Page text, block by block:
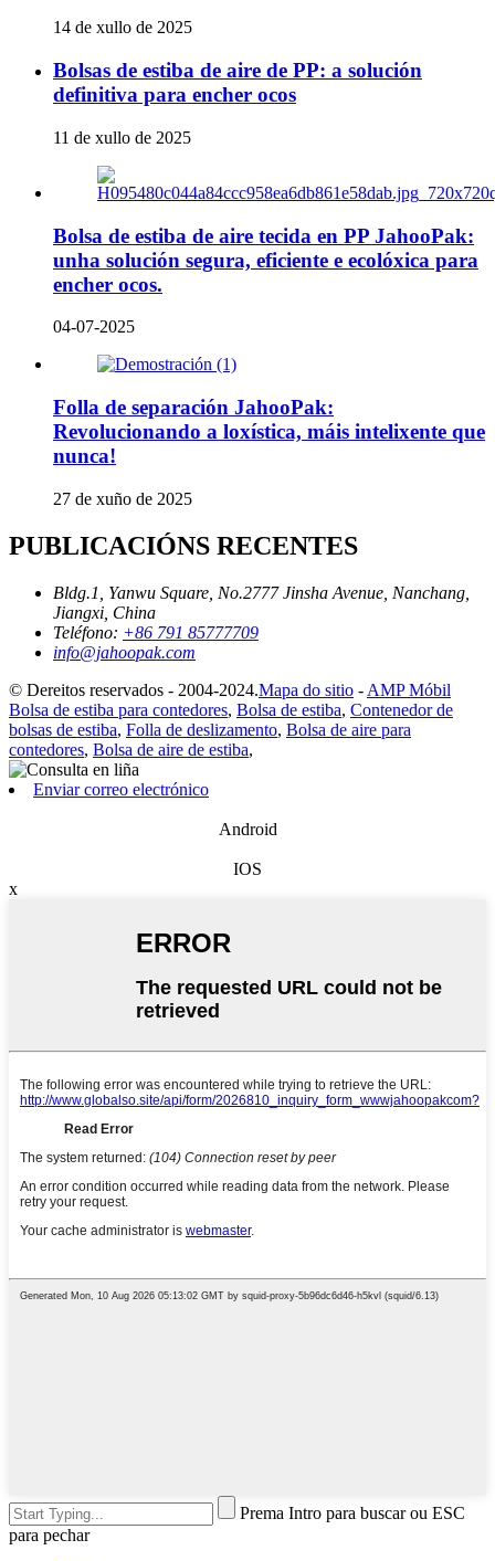
14 de xullo de 2025
Bolsas de estiba de aire de PP: a solución
definitiva para encher ocos
11 de xullo de 2025
Bolsa de estiba de aire tecida en PP JahooPak:
unha solución segura, eficiente e ecolóxica para
encher ocos.
04-07-2025
Folla de separación JahooPak:
Revolucionando a loxística, máis intelixente que
nunca!
27 de xuño de 2025
PUBLICACIÓNS RECENTES
Bldg.1, Yanwu Square, No.2777 Jinsha Avenue, Nanchang,
Jiangxi, China
Teléfono: +86 791 85777709
info@jahoopak.com
© Dereitos reservados - 2004-2024.Mapa do sitio - AMP Móbil
Bolsa de estiba para contedores, Bolsa de estiba, Contenedor de
bolsas de estiba, Folla de deslizamento, Bolsa de aire para
contedores, Bolsa de aire de estiba,
Enviar correo electrónico
Android
IOS
x
Prema Intro para buscar ou ESC
para pechar